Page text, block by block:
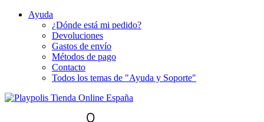
Ayuda
¿Dónde está mi pedido?
Devoluciones
Gastos de envío
Métodos de pago
Contacto
Todos los temas de "Ayuda y Soporte"